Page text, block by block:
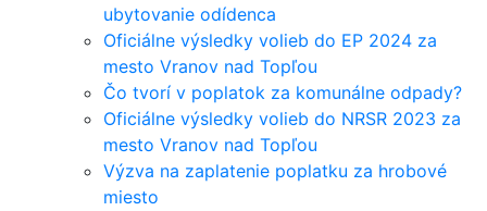
ubytovanie odídenca
Oficiálne výsledky volieb do EP 2024 za
mesto Vranov nad Topľou
Čo tvorí v poplatok za komunálne odpady?
Oficiálne výsledky volieb do NRSR 2023 za
mesto Vranov nad Topľou
Výzva na zaplatenie poplatku za hrobové
miesto